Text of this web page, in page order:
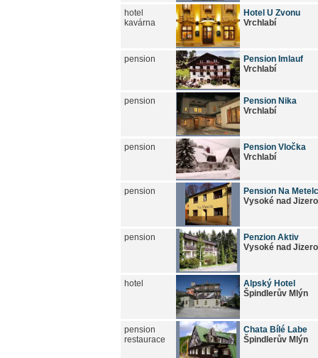
hotel
kavárna
Hotel U Zvonu
Vrchlabí
pension
Pension Imlauf
Vrchlabí
pension
Pension Nika
Vrchlabí
pension
Pension Vločka
Vrchlabí
pension
Pension Na
Vysoké nad
pension
Penzion Aktiv
Vysoké nad
hotel
Alpský Hotel
Špindlerův Mlýn
pension
restaurace
Chata Bílé Labe
Špindlerův Mlýn